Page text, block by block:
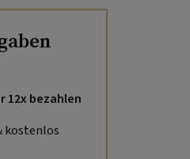
12x bezahlen
kostenlos